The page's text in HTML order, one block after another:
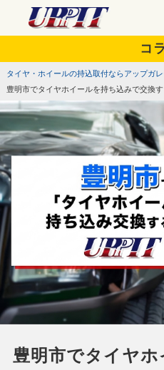
コ
タイヤ・ホイールの持込取付ならアップガレ
豊明市でタイヤホイールを持ち込みで交換
豊明市でタイヤ